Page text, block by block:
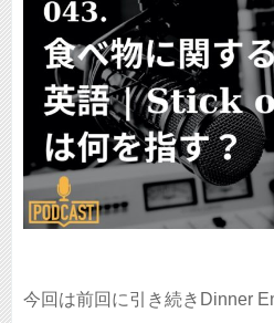
今回は前回に引き続きDinner